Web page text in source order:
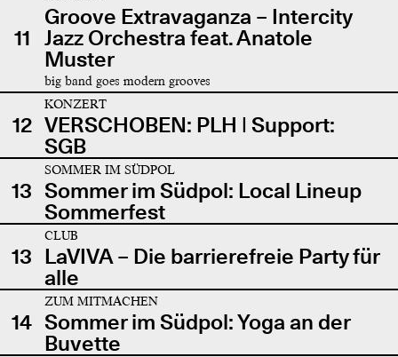
11
Groove Extravaganza – Intercity
Jazz Orchestra feat. Anatole
Muster
big band goes modern grooves
12
KONZERT
VERSCHOBEN: PLH | Support:
SGB
13
SOMMER IM SÜDPOL
Sommer im Südpol: Local Lineup
Sommerfest
13
CLUB
LaVIVA – Die barrierefreie Party für
alle
14
ZUM MITMACHEN
Sommer im Südpol: Yoga an der
Buvette